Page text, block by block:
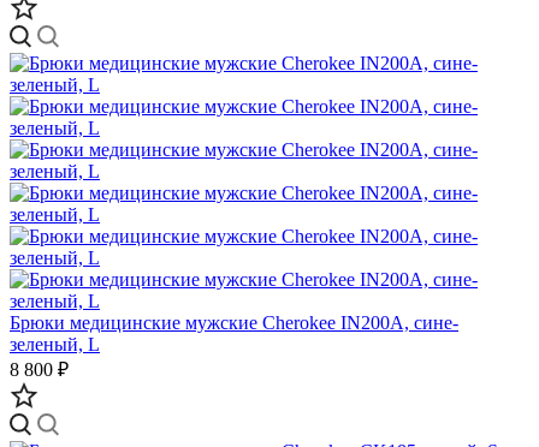
Брюки медицинские мужские Cherokee IN200A, сине-
зеленый, L
8 800 ₽